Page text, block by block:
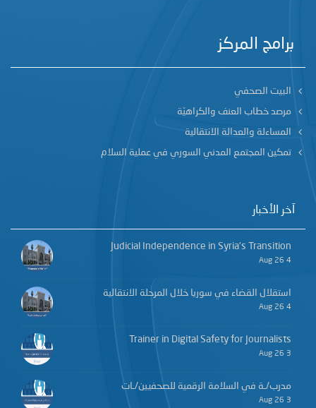
برامج المركز
البيت الصحفي
مرصد خطاب العنف والكراهيّة
المساءلة والعدالة الانتقالية
تمكين المجتمع المدني السوري في عملية السلام
آخر الأخبار
Judicial Independence in Syria’s Transition
4 Aug 26
استقلال القضاء في سوريا خلال المرحلة الانتقالية
4 Aug 26
Trainer in Digital Safety for Journalists
3 Aug 26
مدرب/ـة في السلامة الرقمية للصحفيين/ـات
3 Aug 26